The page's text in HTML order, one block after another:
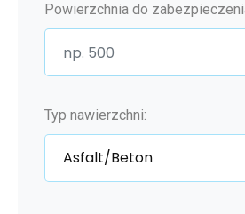
Powierzchnia do
Typ nawierzchni: